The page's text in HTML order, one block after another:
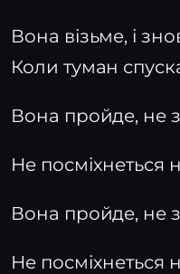
Вона візьме, і
Коли туман
Вона пройде, не
Не посміхнеться
Вона пройде, не
Не посміхнеться